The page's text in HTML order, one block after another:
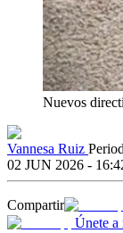
Nuevos
Vannesa Ruiz
02 JUN 2026 -
Compartir
Únete a